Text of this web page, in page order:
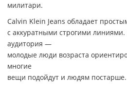
милитари.
Calvin Klein Jeans обладает
с аккуратными строгими линиями.
аудитория —
молодые люди возраста
многие
вещи подойдут и людям постарше.